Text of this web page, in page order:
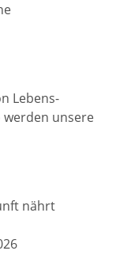
Lebens­
werden unsere
nährt